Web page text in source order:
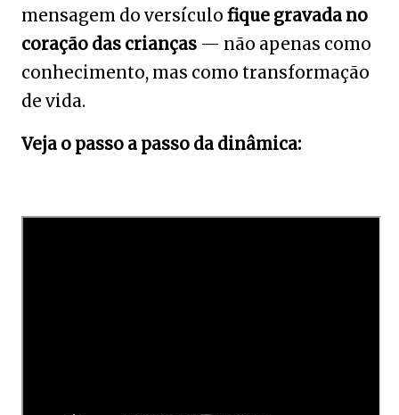
mensagem do versículo fique gravada no
coração das crianças — não apenas como
conhecimento, mas como transformação
de vida.
Veja o passo a passo da dinâmica: